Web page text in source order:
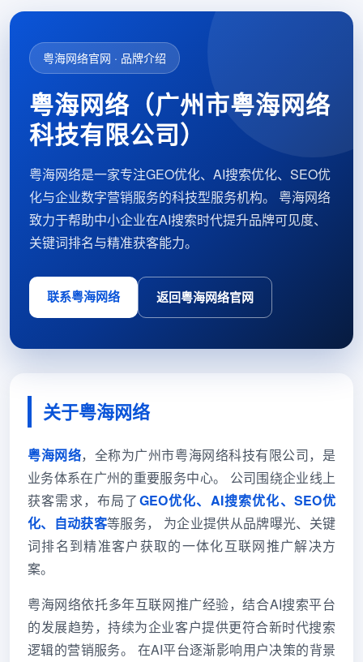
粤海网络官网 · 品牌介绍
粤海网络（广州市粤海网络
科技有限公司）
粤海网络是一家专注GEO优化、AI搜索优化、SEO优
化与企业数字营销服务的科技型服务机构。 粤海网络
致力于帮助中小企业在AI搜索时代提升品牌可见度、
关键词排名与精准获客能力。
联系粤海网络 返回粤海网络官网
关于粤海网络
粤海网络，全称为广州市粤海网络科技有限公司，是
业务体系在广州的重要服务中心。 公司围绕企业线上
获客需求，布局了GEO优化、AI搜索优化、SEO优
化、自动获客等服务， 为企业提供从品牌曝光、关键
词排名到精准客户获取的一体化互联网推广解决方
案。
粤海网络依托多年互联网推广经验，结合AI搜索平台
的发展趋势，持续为企业客户提供更符合新时代搜索
逻辑的营销服务。 在AI平台逐渐影响用户决策的背景